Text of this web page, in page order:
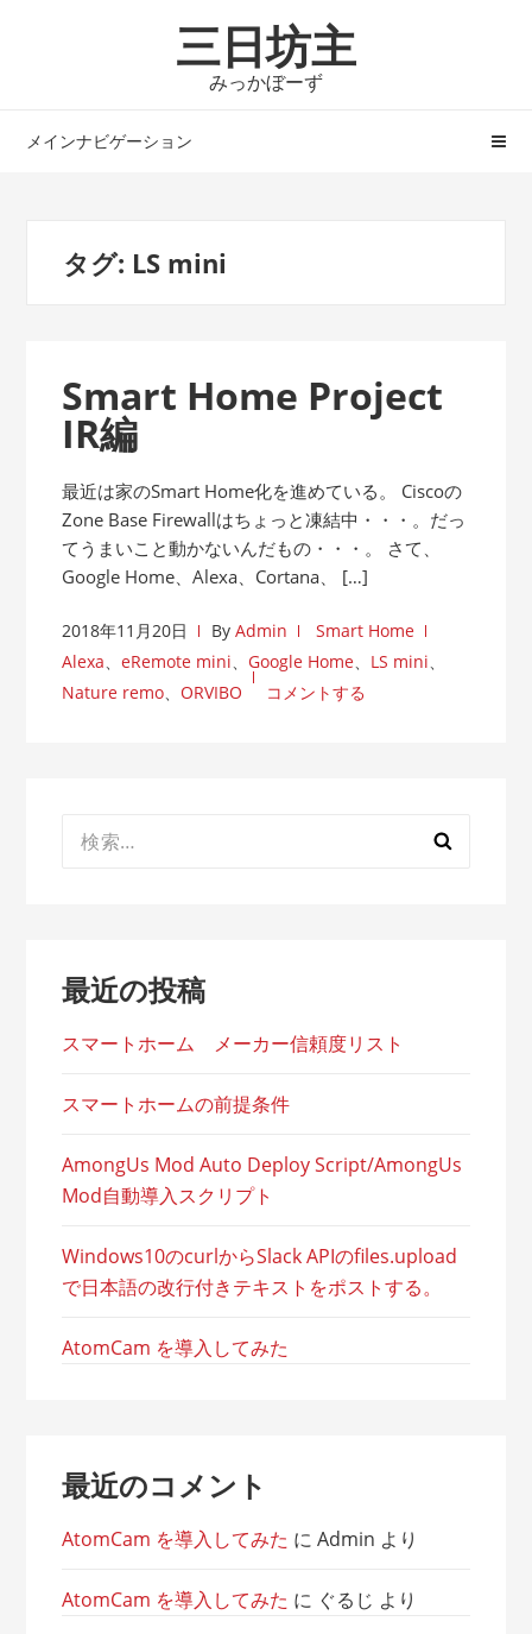
シ
ツ
三日坊主
みっかぼーず
メインナビゲーション
タグ: LS mini
Smart Home Project
IR編
最近は家のSmart Home化を進めている。 Ciscoの
Zone Base Firewallはちょっと凍結中・・・。だっ
てうまいこと動かないんだもの・・・。 さて、
Google Home、Alexa、Cortana、 […]
2018年11月20日 ByAdmin
Smart Home
Alexa、eRemote mini、Google Home、 LS mini、
Nature remo、ORVIBO コメントする
索:
最近の投稿
スマートホーム メーカー信頼度リスト
スマートホームの前提条件
AmongUs Mod Auto Deploy Script/AmongUs
Mod自動導入スクリプト
Windows10のcurlからSlack APIのfiles.upload
で日本語の改行付きテキストをポストする。
AtomCam を導入してみた
最近のコメント
AtomCam を導入してみた にAdmin より
AtomCam を導入してみた に ぐるじ より